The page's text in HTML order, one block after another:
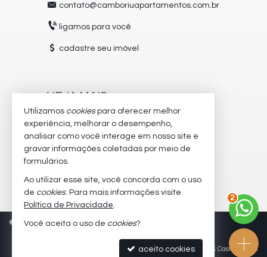
contato@camboriuapartamentos.com.br
ligamos para você
cadastre seu imóvel
VEJA MAIS
receba nosso newsletter
trabalhe conosco
imóveis favoritos
mapa de imóveis
© 2026 CRECI/SC 5504-J Política de Privacidade
Site para imobiliárias: Castel Digital
2
Utilizamos cookiespara oferecer melhor
experiência, melhorar o desempenho,
analisar como você interage em nosso site e
gravar informações coletadas por meio de
formulários.
Ao utilizar esse site, você concorda com o uso
de cookies. Para mais informações visite
Política de Privacidade.
Você aceita o uso de cookies?
aceito cookies